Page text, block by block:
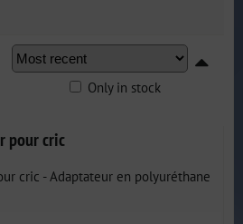
Only in stock
pour cric
cric - Adaptateur en polyuréthane